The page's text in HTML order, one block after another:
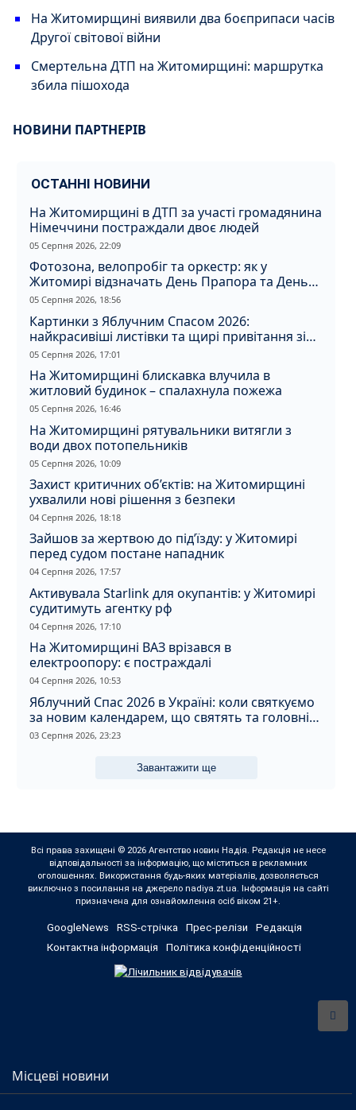
На Житомирщині виявили два боєприпаси часів
Другої світової війни
Смертельна ДТП на Житомирщині: маршрутка
збила пішохода
НОВИНИ ПАРТНЕРІВ
ОСТАННІ НОВИНИ
На Житомирщині в ДТП за участі громадянина
Німеччини постраждали двоє людей
05 Серпня 2026, 22:09
Фотозона, велопробіг та оркестр: як у
Житомирі відзначать День Прапора та День
Незалежності
05 Серпня 2026, 18:56
Картинки з Яблучним Спасом 2026:
найкрасивіші листівки та щирі привітання зі
святом
05 Серпня 2026, 17:01
На Житомирщині блискавка влучила в
житловий будинок – спалахнула пожежа
05 Серпня 2026, 16:46
На Житомирщині рятувальники витягли з
води двох потопельників
05 Серпня 2026, 10:09
Захист критичних об’єктів: на Житомирщині
ухвалили нові рішення з безпеки
04 Серпня 2026, 18:18
Зайшов за жертвою до під’їзду: у Житомирі
перед судом постане нападник
04 Серпня 2026, 17:57
Активувала Starlink для окупантів: у Житомирі
судитимуть агентку рф
04 Серпня 2026, 17:10
На Житомирщині ВАЗ врізався в
електроопору: є постраждалі
04 Серпня 2026, 10:53
Яблучний Спас 2026 в Україні: коли святкуємо
за новим календарем, що святять та головні
прикмети дня
03 Серпня 2026, 23:23
Завантажити ще
Всі права захищені © 2026 Агентство новин Надія. Редакція не несе
відповідальності за інформацію, що міститься в рекламних
оголошеннях. Використання будь-яких матеріалів, дозволяється
виключно з посилання на джерело nadiya.zt.ua. Інформація на сайті
призначена для ознайомлення осіб віком 21+.
GoogleNews RSS-стрічка Прес-релізи
Редакція
Контактна інформація
Політика конфіденційності
Місцеві новини